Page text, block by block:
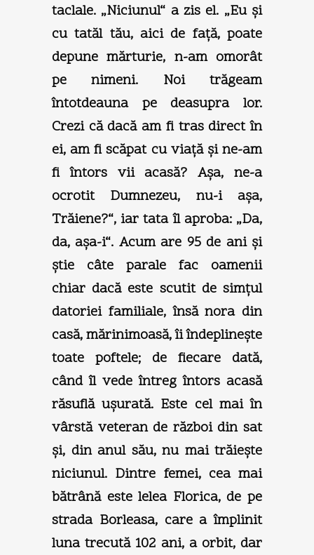
taclale. „Niciunul“ a zis el. „Eu şi
cu tatăl tău, aici de faţă, poate
depune mărturie, n-am omorât
pe nimeni. Noi trăgeam
întotdeauna pe deasupra lor.
Crezi că dacă am fi tras direct în
ei, am fi scăpat cu viaţă şi ne-am
fi întors vii acasă? Aşa, ne-a
ocrotit Dumnezeu, nu-i aşa,
Trăiene?“, iar tata îl aproba: „Da,
da, aşa-i“. Acum are 95 de ani şi
ştie câte parale fac oamenii
chiar dacă este scutit de simţul
datoriei familiale, însă nora din
casă, mărinimoasă, îi îndeplineşte
toate poftele; de fiecare dată,
când îl vede întreg întors acasă
răsuflă uşurată. Este cel mai în
vârstă veteran de război din sat
şi, din anul său, nu mai trăieşte
niciunul. Dintre femei, cea mai
bătrână este lelea Florica, de pe
strada Borleasa, care a împlinit
luna trecută 102 ani, a orbit, dar